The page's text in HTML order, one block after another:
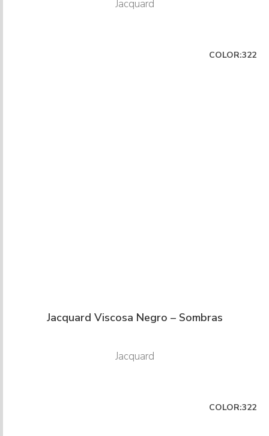
Jacquard
COLOR:322
Jacquard Viscosa Negro – Sombras
Jacquard
COLOR:322